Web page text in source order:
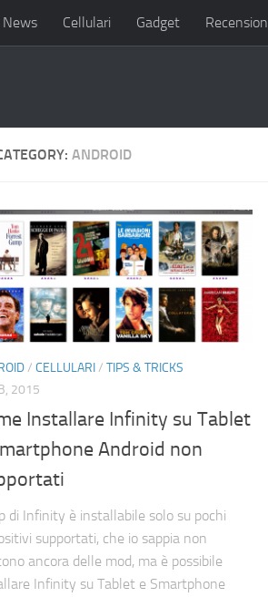
News Cellulari Gadget
ANDROID
/ CELLULARI/ TIPS & TRICKS
2015
Installare Infinity su Tablet
Android non
di Infinity è installabile solo su pochi
supportati, che io sappia non
ancora delle mod, ma è possibile
Infinity su Tablet e Smartphone